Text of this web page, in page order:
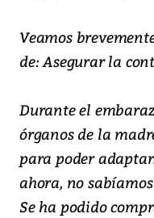
Veamos
de: Asegurar la
Durante el
órganos de la
para poder
ahora, no
Se ha podido